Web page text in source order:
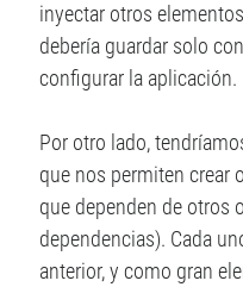
Introduce tu correo
recibir notificaciones de
i
e
c
c
i
inyectar otros
debería guardar solo
configurar la aplicación.
Por otro lado,
que nos permiten crear
que dependen de otros
dependencias). Cada
anterior, y como gran